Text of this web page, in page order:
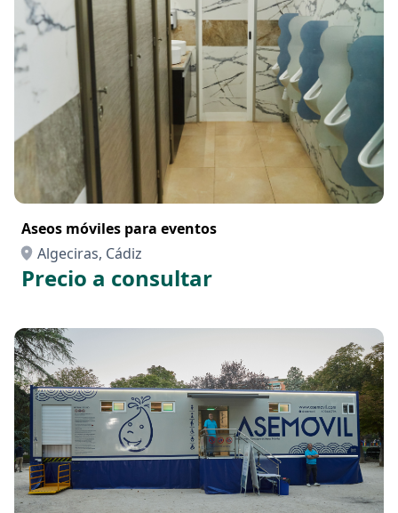
Aseos móviles para eventos
Algeciras, Cádiz
Precio a consultar